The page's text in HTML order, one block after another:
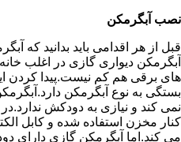
نصب آبگرمکن
قبل از هر اقدامی باید بدانید که
آبگرمکن دیواری گازی در اغلب
های برقی هم کم نیست.پیدا کردن
بستگی به نوع آبگرمکن
نمی کند و نیازی به دودکش
کنار مخزن استفاده شده و کابل
می کند.اما آبگرمکن گازی دارای